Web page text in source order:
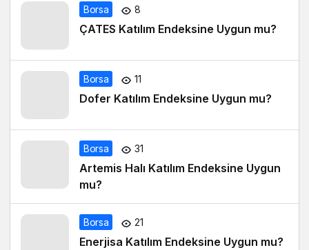
Borsa 8
ÇATES Katılım Endeksine Uygun mu?
Borsa 11
Dofer Katılım Endeksine Uygun mu?
Borsa 31
Artemis Halı Katılım Endeksine Uygun
mu?
Borsa 21
Enerjisa Katılım Endeksine Uygun mu?